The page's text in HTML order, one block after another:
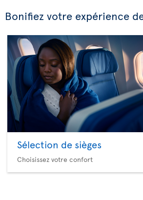
Bonifiez votre expérience
Sélection de sièges
Choisissez votre confort